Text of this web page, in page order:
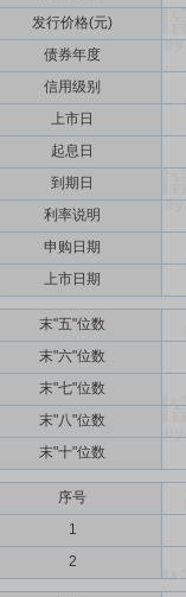
发行价格(元)
债券年度
信用级别
上市日
起息日
到期日
利率说明
申购日期
上市日期
末"五"位数
末"六"位数
末"七"位数
末"八"位数
末"十"位数
序号
1
2